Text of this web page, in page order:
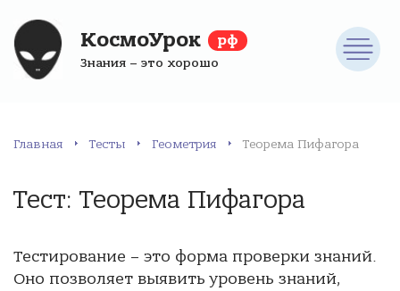
КосмоУрок рф
Знания – это хорошо
Главная Тесты Геометрия Теорема Пифагора
Тест: Теорема Пифагора
Тестирование – это форма проверки знаний.
Оно позволяет выявить уровень знаний,